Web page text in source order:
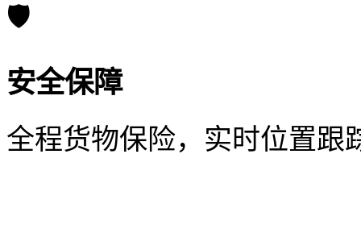
🛡️
安全保障
全程货物保险，实时位置跟